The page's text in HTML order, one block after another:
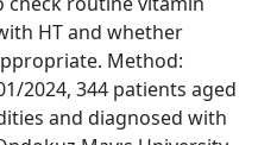
HT and whether
Method:
2024, 344 patients aged
and diagnosed with